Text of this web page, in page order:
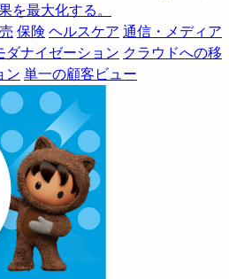
最大化する。
保険 ヘルスケア 通信・メディア
ダナイゼーション クラウドへの移
ン 単一の顧客ビュー